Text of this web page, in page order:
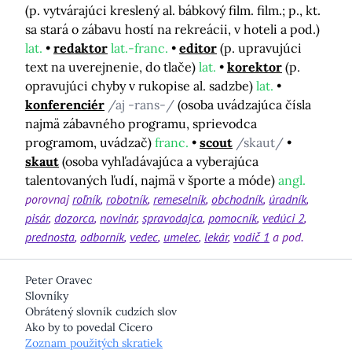
(p. vytvárajúci kreslený al. bábkový film. film.; p., kt.
sa stará o zábavu hostí na rekreácii, v hoteli a pod.)
lat.
redaktor lat.-franc. editor (p. upravujúci
text na uverejnenie, do tlače) lat. korektor (p.
opravujúci chyby v rukopise al. sadzbe) lat.
konferenciér /aj -rans-/ (osoba uvádzajúca čísla
najmä zábavného programu, sprievodca
programom, uvádzač) franc. scout /skaut/
skaut (osoba vyhľadávajúca a vyberajúca
talentovaných ľudí, najmä v športe a móde) angl.
porovnajroľník robotník remeselník obchodník úradník
pisár dozorca novinár spravodajca pomocník vedúci 2
prednosta odborník vedec umelec lekár vodič 1 a pod.
Peter Oravec
Slovníky
Obrátený slovník cudzích slov
Ako by to povedal Cicero
Zoznam použitých skratiek